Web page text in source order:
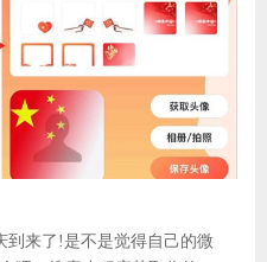
水印方法包括使用专业的视频
机应用。这些工具通过智能算
水印，而不影响视频的质量。
频时代，短视频已成为信息传
抖音等等平台上的视频内容不
多
生成,微信国庆头像生成